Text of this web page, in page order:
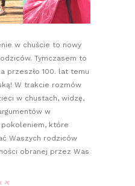
w chuście to nowy
Tymczasem to
przeszło 100. lat temu
W trakcie rozmów
w chustach, widzę,
w
które
Waszych rodziców
obranej przez Was